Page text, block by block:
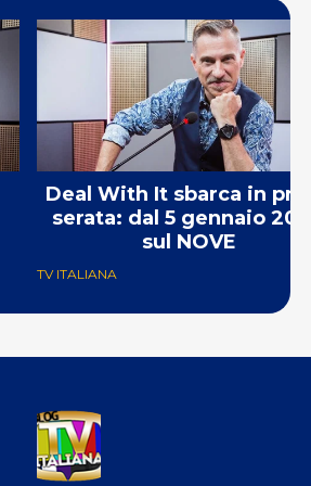
Deal With It sbarca in
serata: dal 5 gennaio
sul NOVE
TV ITALIANA